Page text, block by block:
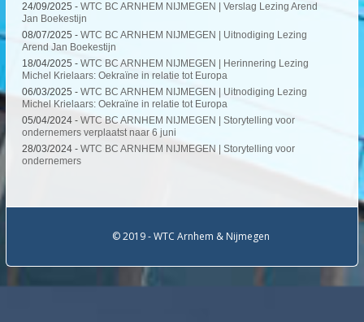
24/09/2025 - WTC BC ARNHEM NIJMEGEN | Verslag Lezing Arend
Jan Boekestijn
08/07/2025 - WTC BC ARNHEM NIJMEGEN | Uitnodiging Lezing
Arend Jan Boekestijn
18/04/2025 - WTC BC ARNHEM NIJMEGEN | Herinnering Lezing
Michel Krielaars: Oekraïne in relatie tot Europa
06/03/2025 - WTC BC ARNHEM NIJMEGEN | Uitnodiging Lezing
Michel Krielaars: Oekraïne in relatie tot Europa
05/04/2024 - WTC BC ARNHEM NIJMEGEN | Storytelling voor
ondernemers verplaatst naar 6 juni
28/03/2024 - WTC BC ARNHEM NIJMEGEN | Storytelling voor
ondernemers
© 2019 - WTC Arnhem & Nijmegen